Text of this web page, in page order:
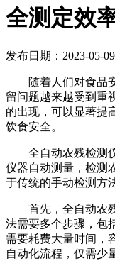
全测定效
发布日期：2023-05-
随着人们对食品安
留问题越来越受到重
的出现，可以显著提
饮食安全。
全自动农残检测仪
仪器自动测量，检测
于传统的手动检测方
首先，全自动农残
法需要多个步骤，包
需要耗费大量时间，
自动化流程，仅需少